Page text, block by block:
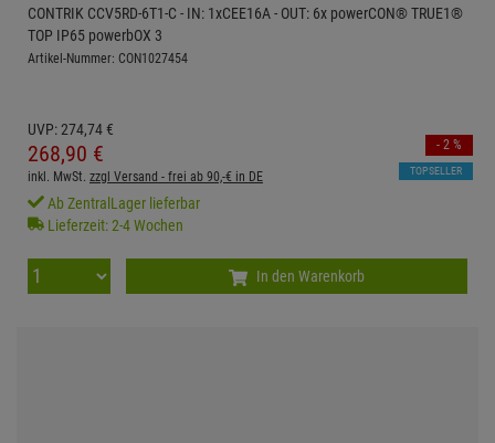
CONTRIK CCV5RD-6T1-C - IN: 1xCEE16A - OUT: 6x powerCON® TRUE1®
TOP IP65 powerbOX 3
Artikel-Nummer: CON1027454
UVP:274,74€
268,90 € - 2 %
TOPSELLER
inkl. MwSt. zzgl Versand - frei ab 90,-€ in DE
Ab ZentralLager lieferbar
Lieferzeit: 2-4 Wochen
In den Warenkorb